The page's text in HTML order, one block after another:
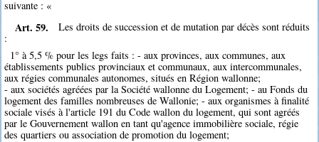
suivante : «
Art. 59.
Les droits de succession et de mutation par décès sont réduits
:
1° à 5,5 % pour les legs faits : - aux provinces, aux communes, aux
établissements publics provinciaux et communaux, aux intercommunales,
aux régies communales autonomes, situés en Région wallonne;
- aux sociétés agréées par la Société wallonne du Logement; - au Fonds du
logement des familles nombreuses de Wallonie; - aux organismes à finalité
sociale visés à l'article 191 du Code wallon du logement, qui sont agréés
par le Gouvernement wallon en tant qu'agence immobilière sociale, régie
des quartiers ou association de promotion du logement;